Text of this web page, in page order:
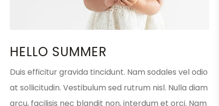
HELLO SUMMER
Duis efficitur gravida tincidunt. Nam sodales vel odio
at sollicitudin. Vestibulum sed rutrum nisl. Nulla diam
arcu, facilisis nec blandit non, interdum et orci. Nam